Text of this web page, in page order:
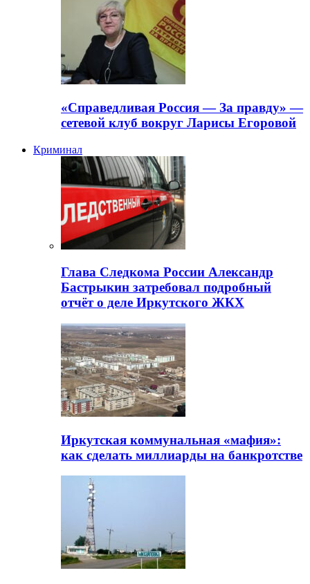
«Справедливая Россия — За правду» —
сетевой клуб вокруг Ларисы Егоровой
Криминал
Глава Следкома России Александр
Бастрыкин затребовал подробный
отчёт о деле Иркутского ЖКХ
Иркутская коммунальная «мафия»:
как сделать миллиарды на банкротстве